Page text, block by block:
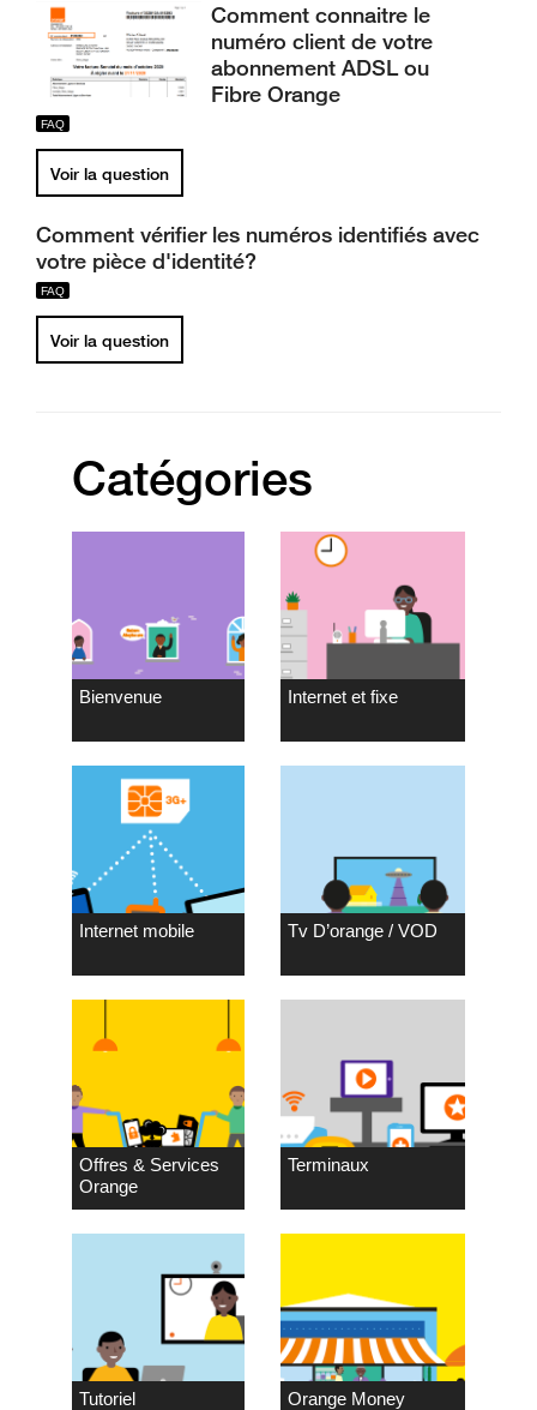
Comment connaitre le
numéro client de votre
abonnement ADSL ou
Fibre Orange
Voir la question
Comment vérifier les numéros identifiés avec
votre pièce d'identité?
Voir la question
Catégories
Bienvenue Internet et fixe
Internet mobile Tv D’orange / VOD
Offres & Services
Orange
Terminaux
Tutoriel Orange Money